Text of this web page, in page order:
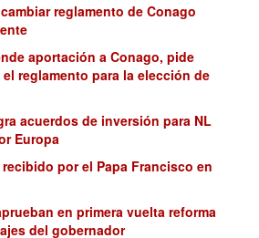
reglamento de Conago
aportación a Conago, pide
reglamento para la elección de
acuerdos de inversión para NL
Europa
por el Papa Francisco en
en primera vuelta reforma
del gobernador